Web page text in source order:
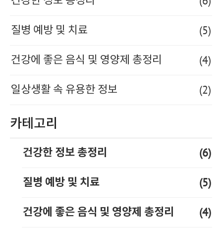
질병 예방 및 치료 (5)
건강에 좋은 음식 및 영양제 총정리 (4)
일상생활 속 유용한 정보 (2)
카테고리
건강한 정보 총정리 (6)
질병 예방 및 치료 (5)
건강에 좋은 음식 및 영양제 총정리 (4)